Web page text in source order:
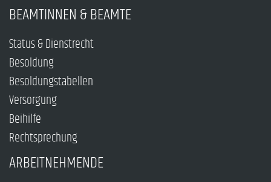
BEAMTINNEN & BEAMTE
Status & Dienstrecht
Besoldung
Besoldungstabellen
Versorgung
Beihilfe
Rechtsprechung
ARBEITNEHMENDE